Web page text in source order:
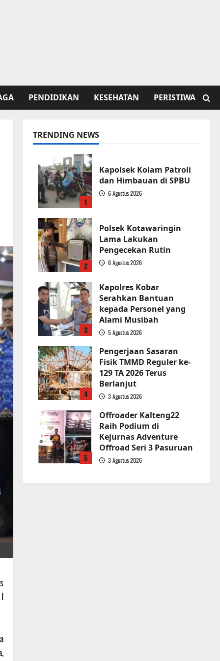
PENDIDIKAN KESEHATAN PERISTIWA
TRENDING NEWS
1
Kapolsek Kolam Patroli
dan Himbauan di SPBU
6 Agustus 2026
2
Polsek Kotawaringin
Lama Lakukan
Pengecekan Rutin
6 Agustus 2026
3
Kapolres Kobar
Serahkan Bantuan
kepada Personel yang
Alami Musibah
5 Agustus 2026
4
Pengerjaan Sasaran
Fisik TMMD Reguler ke-
129 TA 2026 Terus
Berlanjut
3 Agustus 2026
5
Offroader Kalteng22
Raih Podium di
Kejurnas Adventure
Offroad Seri 3 Pasuruan
3 Agustus 2026